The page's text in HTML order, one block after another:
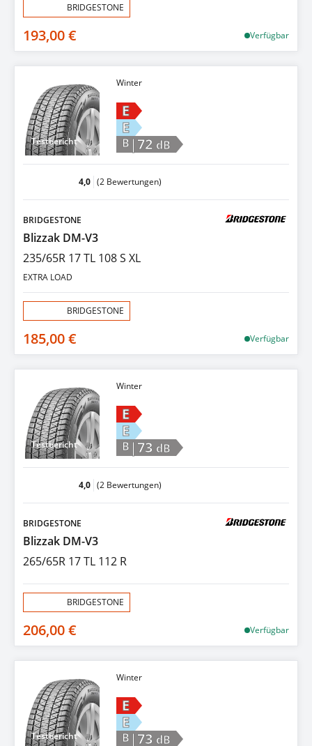
BRIDGESTONE
193,00 € Verfügbar
Testbericht
Winter
E
E
B |72 dB
4,0 (2 Bewertungen)
BRIDGESTONE
Blizzak DM-V3
235/65R 17 TL 108 S XL
EXTRA LOAD
BRIDGESTONE
185,00 € Verfügbar
Testbericht
Winter
E
E
B |73 dB
4,0 (2 Bewertungen)
BRIDGESTONE
Blizzak DM-V3
265/65R 17 TL 112 R
BRIDGESTONE
206,00 € Verfügbar
Testbericht
Winter
E
E
B |73 dB